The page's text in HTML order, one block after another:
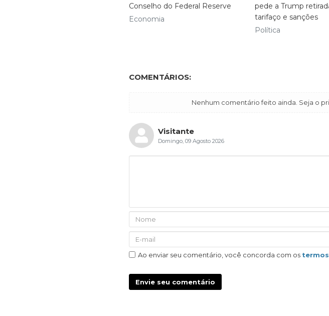
Conselho do Federal Reserve
Economia
pede a Trump
tarifaço e sanções
Política
COMENTÁRIOS:
Nenhum comentário feito ainda. Seja o
Visitante
Domingo, 09 Agosto 2026
Ao enviar seu comentário, você concorda com os
Envie seu comentário